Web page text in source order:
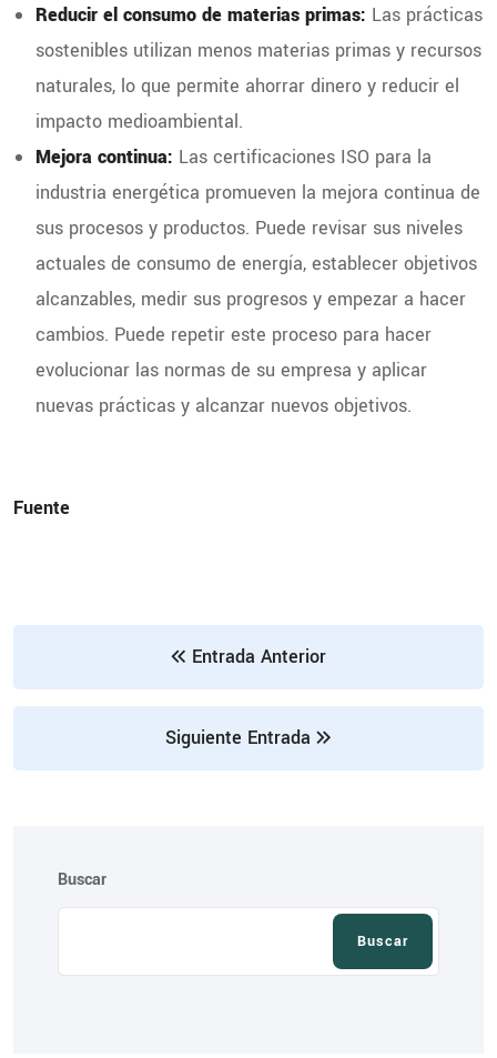
Reducir el consumo de materias primas: Las prácticas
sostenibles utilizan menos materias primas y recursos
naturales, lo que permite ahorrar dinero y reducir el
impacto medioambiental.
Mejora continua: Las certificaciones ISO para la
industria energética promueven la mejora continua de
sus procesos y productos. Puede revisar sus niveles
actuales de consumo de energía, establecer objetivos
alcanzables, medir sus progresos y empezar a hacer
cambios. Puede repetir este proceso para hacer
evolucionar las normas de su empresa y aplicar
nuevas prácticas y alcanzar nuevos objetivos.
Fuente
Entrada Anterior
Siguiente Entrada
Buscar
Buscar